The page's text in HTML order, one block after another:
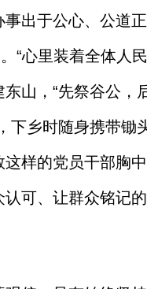
出于公心、公道
“心里装着全体
山，“先祭谷公
下乡时随身携带
样的党员干部胸
可、让群众铭记